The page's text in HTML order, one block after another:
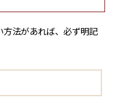
法があれば、必ず明記